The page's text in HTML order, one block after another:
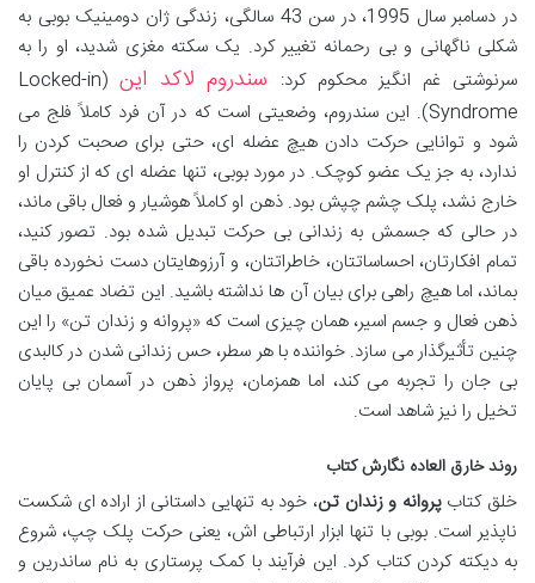
در دسامبر سال 1995، در سن 43 سالگی، زندگی ژان دومینیک بوبی به
شکلی ناگهانی و بی رحمانه تغییر کرد. یک سکته مغزی شدید، او را به
سرنوشتی غم انگیز محکوم کرد: سندروم لاکد این
(Locked-in
Syndrome). این سندروم، وضعیتی است که در آن فرد کاملاً فلج می
شود و توانایی حرکت دادن هیچ عضله ای، حتی برای صحبت کردن را
ندارد، به جز یک عضو کوچک. در مورد بوبی، تنها عضله ای که از کنترل او
خارج نشد، پلک چشم چپش بود. ذهن او کاملاً هوشیار و فعال باقی ماند،
در حالی که جسمش به زندانی بی حرکت تبدیل شده بود. تصور کنید،
تمام افکارتان، احساساتتان، خاطراتتان، و آرزوهایتان دست نخورده باقی
بماند، اما هیچ راهی برای بیان آن ها نداشته باشید. این تضاد عمیق میان
ذهن فعال و جسم اسیر، همان چیزی است که «پروانه و زندان تن» را این
چنین تأثیرگذار می سازد. خواننده با هر سطر، حس زندانی شدن در کالبدی
بی جان را تجربه می کند، اما همزمان، پرواز ذهن در آسمان بی پایان
تخیل را نیز شاهد است.
روند خارق العاده نگارش کتاب
خلق کتابپروانه و زندان تن، خود به تنهایی داستانی از اراده ای شکست
ناپذیر است. بوبی با تنها ابزار ارتباطی اش، یعنی حرکت پلک چپ، شروع
به دیکته کردن کتاب کرد. این فرآیند با کمک پرستاری به نام ساندرین و